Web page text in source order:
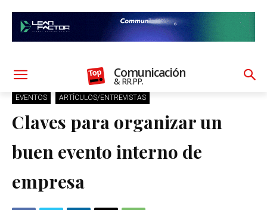
Comunicación
& RR.PP.
EVENTOS ARTÍCULOS/ENTREVISTAS
Claves para organizar un
buen evento interno de
empresa